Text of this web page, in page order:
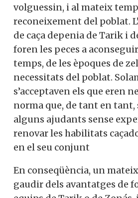
volguessin, i al mateix
reconeixement del poblat.
de caça depenia de Tarik i
foren les peces a
temps, de les èpoques de
necessitats del poblat.
s’acceptaven els que eren
norma que, de tant en tant,
alguns ajudants sense
renovar les habilitats
en el seu conjunt
En conseqüència, un
gaudir dels avantatges de